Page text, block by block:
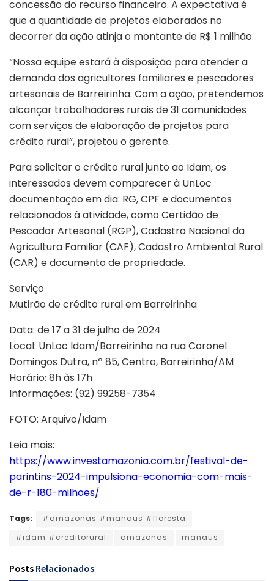
concessão do recurso financeiro. A expectativa é
que a quantidade de projetos elaborados no
decorrer da ação atinja o montante de R$ 1 milhão.
“Nossa equipe estará à disposição para atender a
demanda dos agricultores familiares e pescadores
artesanais de Barreirinha. Com a ação, pretendemos
alcançar trabalhadores rurais de 31 comunidades
com serviços de elaboração de projetos para
crédito rural”, projetou o gerente.
Para solicitar o crédito rural junto ao Idam, os
interessados devem comparecer à UnLoc
documentação em dia: RG, CPF e documentos
relacionados à atividade, como Certidão de
Pescador Artesanal (RGP), Cadastro Nacional da
Agricultura Familiar (CAF), Cadastro Ambiental Rural
(CAR) e documento de propriedade.
Serviço
Mutirão de crédito rural em Barreirinha
Data: de 17 a 31 de julho de 2024
Local: UnLoc Idam/Barreirinha na rua Coronel
Domingos Dutra, nº 85, Centro, Barreirinha/AM
Horário: 8h às 17h
Informações: (92) 99258-7354
FOTO: Arquivo/Idam
Leia mais:
https://www.investamazonia.com.br/festival-de-
parintins-2024-impulsiona-economia-com-mais-
de-r-180-milhoes/
Tags:
#amazonas #manaus #floresta
#idam #creditorural
amazonas manaus
Posts Relacionados